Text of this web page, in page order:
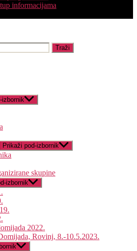
informacijama
izbornik
Prikaži pod-izbornik
skupine
izbornik
2022.
Rovinj, 8.-10.5.2023.